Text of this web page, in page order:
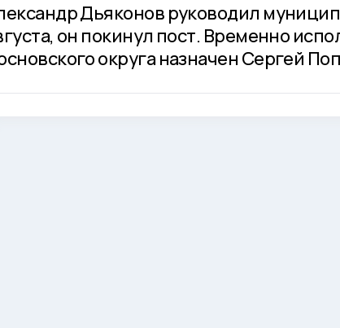
Дьяконов руководил
он покинул пост. Временно
округа назначен Сергей